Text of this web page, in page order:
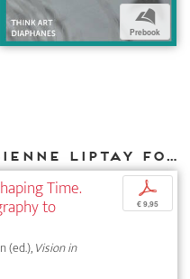
b
Prebook
Other texts by Fabienne Liptay for DIAPHANES
Time.
to
(ed.),Vision in
p
€ 9,95